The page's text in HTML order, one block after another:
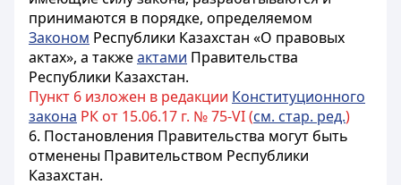
принимаются в порядке, определяемом
Законом Республики Казахстан «О правовых
актах», а такжеактами Правительства
Республики Казахстан.
Пункт 6 изложен в редакции Конституционного
закона РК от 15.06.17 г. № 75-VI (см. стар. ред.)
6. Постановления Правительства могут быть
отменены Правительством Республики
Казахстан.